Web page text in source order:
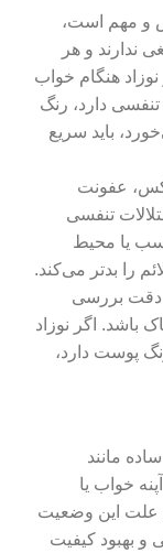
و مهم است،
ندارند و هر
هنگام خواب
دارد، رنگ
باید سریع
عفونت
تنفسی
یا محیط
را بدتر می‌کند.
دقت بررسی
باشد. اگر نوزاد
پوست دارد،
مانند
خواب یا
علت این وضعیت
بهبود کیفیت